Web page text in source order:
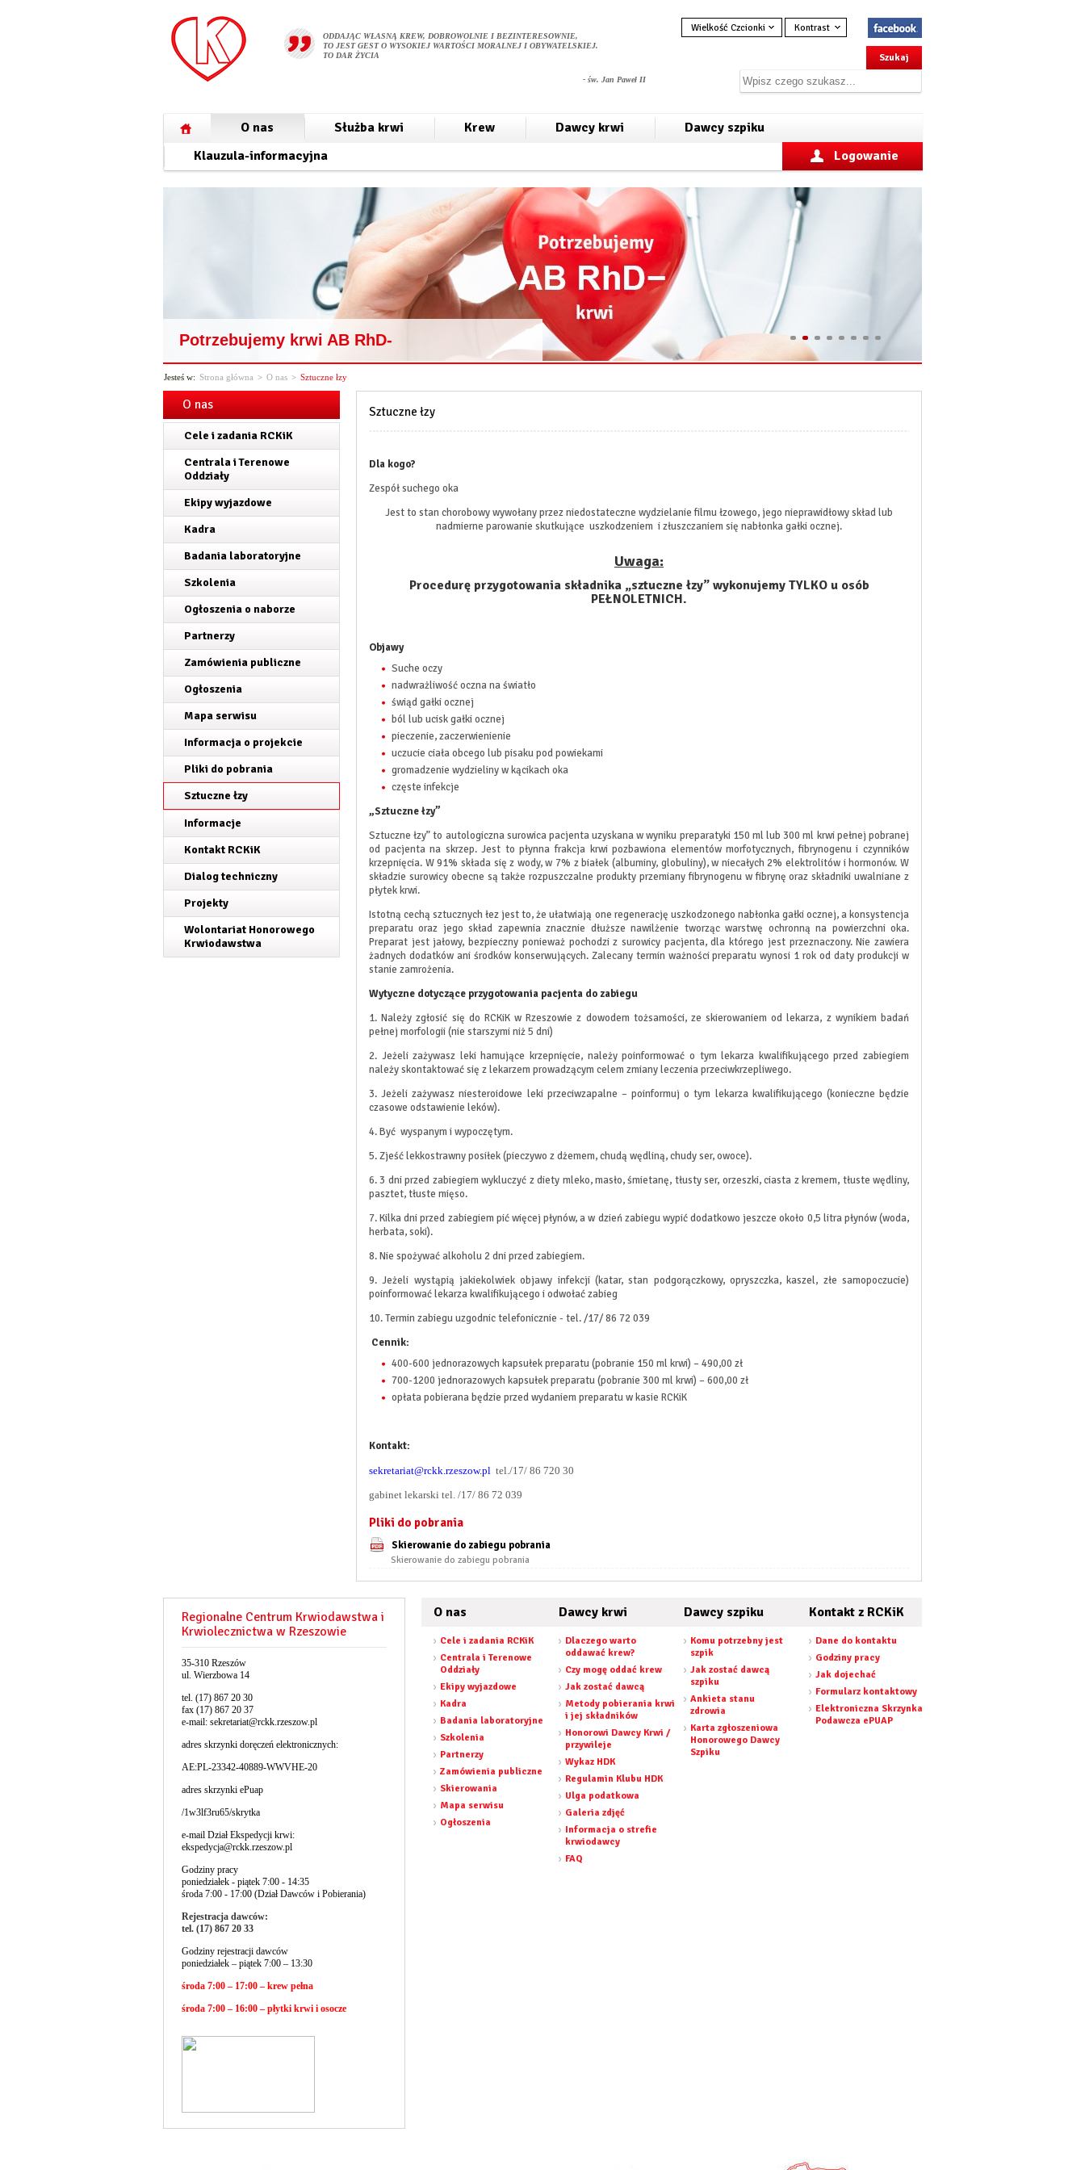
ODDAJĄC WŁASNĄ KREW, DOBROWOLNIE I BEZINTERESOWNIE,
TO JEST GEST O WYSOKIEJ WARTOŚCI MORALNEJ I OBYWATELSKIEJ.
TO DAR ŻYCIA
- św. Jan Paweł II
Wielkość Czcionki Kontrast
O nas Służba krwi Krew Dawcy krwi
Dawcy szpiku
Klauzula-informacyjna
Logowanie
Potrzebujemy krwi AB RhD-
Jesteś w: Strona główna > O nas > Sztuczne łzy
O nas
Cele i zadania RCKiK
Centrala i Terenowe
Oddziały
Ekipy wyjazdowe
Kadra
Badania laboratoryjne
Szkolenia
Ogłoszenia o naborze
Partnerzy
Zamówienia publiczne
Ogłoszenia
Mapa serwisu
Informacja o projekcie
Pliki do pobrania
Sztuczne łzy
Informacje
Kontakt RCKiK
Dialog techniczny
Projekty
Wolontariat Honorowego
Krwiodawstwa
Sztuczne łzy
Dla kogo?
Zespół suchego oka
Jest to stan chorobowy wywołany przez niedostateczne wydzielanie filmu łzowego, jego nieprawidłowy skład lub
nadmierne parowanie skutkujące uszkodzeniem i złuszczaniem się nabłonka gałki ocznej.
Uwaga:
Procedurę przygotowania składnika „sztuczne łzy” wykonujemy TYLKO u osób
PEŁNOLETNICH.
Objawy
Suche oczy
nadwrażliwość oczna na światło
świąd gałki ocznej
ból lub ucisk gałki ocznej
pieczenie, zaczerwienienie
uczucie ciała obcego lub pisaku pod powiekami
gromadzenie wydzieliny w kącikach oka
częste infekcje
„Sztuczne łzy”
Sztuczne łzy” to autologiczna surowica pacjenta uzyskana w wyniku preparatyki 150 ml lub 300 ml krwi pełnej pobranej
od pacjenta na skrzep. Jest to płynna frakcja krwi pozbawiona elementów morfotycznych, fibrynogenu i czynników
krzepnięcia. W 91% składa się z wody, w 7% z białek (albuminy, globuliny), w niecałych 2% elektrolitów i hormonów. W
składzie surowicy obecne są także rozpuszczalne produkty przemiany fibrynogenu w fibrynę oraz składniki uwalniane z
płytek krwi.
Istotną cechą sztucznych łez jest to, że ułatwiają one regenerację uszkodzonego nabłonka gałki ocznej, a konsystencja
preparatu oraz jego skład zapewnia znacznie dłuższe nawilżenie tworząc warstwę ochronną na powierzchni oka.
Preparat jest jałowy, bezpieczny ponieważ pochodzi z surowicy pacjenta, dla którego jest przeznaczony. Nie zawiera
żadnych dodatków ani środków konserwujących. Zalecany termin ważności preparatu wynosi 1 rok od daty produkcji w
stanie zamrożenia.
Wytyczne dotyczące przygotowania pacjenta do zabiegu
1. Należy zgłosić się do RCKiK w Rzeszowie z dowodem tożsamości, ze skierowaniem od lekarza, z wynikiem badań
pełnej morfologii (nie starszymi niż 5 dni)
2. Jeżeli zażywasz leki hamujące krzepnięcie, należy poinformować o tym lekarza kwalifikującego przed zabiegiem
należy skontaktować się z lekarzem prowadzącym celem zmiany leczenia przeciwkrzepliwego.
3. Jeżeli zażywasz niesteroidowe leki przeciwzapalne – poinformuj o tym lekarza kwalifikującego (konieczne będzie
czasowe odstawienie leków).
4. Być wyspanym i wypoczętym.
5. Zjeść lekkostrawny posiłek (pieczywo z dżemem, chudą wędliną, chudy ser, owoce).
6. 3 dni przed zabiegiem wykluczyć z diety mleko, masło, śmietanę, tłusty ser, orzeszki, ciasta z kremem, tłuste wędliny,
pasztet, tłuste mięso.
7. Kilka dni przed zabiegiem pić więcej płynów, a w dzień zabiegu wypić dodatkowo jeszcze około 0,5 litra płynów (woda,
herbata, soki).
8. Nie spożywać alkoholu 2 dni przed zabiegiem.
9. Jeżeli wystąpią jakiekolwiek objawy infekcji (katar, stan podgorączkowy, opryszczka, kaszel, złe samopoczucie)
poinformować lekarza kwalifikującego i odwołać zabieg
10. Termin zabiegu uzgodnic telefonicznie - tel. /17/ 86 72 039
Cennik:
400-600 jednorazowych kapsułek preparatu (pobranie 150 ml krwi) – 490,00 zł
700-1200 jednorazowych kapsułek preparatu (pobranie 300 ml krwi) – 600,00 zł
opłata pobierana będzie przed wydaniem preparatu w kasie RCKiK
Kontakt:
sekretariat@rckk.rzeszow.pl tel./17/ 86 720 30
gabinet lekarski tel. /17/ 86 72 039
Pliki do pobrania
Skierowanie do zabiegu pobrania
Skierowanie do zabiegu pobrania
Regionalne Centrum Krwiodawstwa i
Krwiolecznictwa w Rzeszowie
35-310 Rzeszów
ul. Wierzbowa 14
tel. (17) 867 20 30
fax (17) 867 20 37
e-mail: sekretariat@rckk.rzeszow.pl
adres skrzynki doręczeń elektronicznych:
AE:PL-23342-40889-WWVHE-20
adres skrzynki ePuap
/1w3lf3ru65/skrytka
e-mail Dział Ekspedycji krwi:
ekspedycja@rckk.rzeszow.pl
Godziny pracy
poniedziałek - piątek 7:00 - 14:35
środa 7:00 - 17:00 (Dział Dawców i Pobierania)
Rejestracja dawców:
tel. (17) 867 20 33
Godziny rejestracji dawców
poniedziałek – piątek 7:00 – 13:30
środa 7:00 – 17:00 – krew pełna
środa 7:00 – 16:00 – płytki krwi i osocze
O nas
Cele i zadania RCKiK
Centrala i Terenowe
Oddziały
Ekipy wyjazdowe
Kadra
Badania laboratoryjne
Szkolenia
Partnerzy
Zamówienia publiczne
Skierowania
Mapa serwisu
Ogłoszenia
Dawcy krwi
Dlaczego warto
oddawać krew?
Czy mogę oddać krew
Jak zostać dawcą
Metody pobierania krwi
i jej składników
Honorowi Dawcy Krwi /
przywileje
Wykaz HDK
Regulamin Klubu HDK
Ulga podatkowa
Galeria zdjęć
Informacja o strefie
krwiodawcy
FAQ
Dawcy szpiku
Komu potrzebny jest
szpik
Jak zostać dawcą
szpiku
Ankieta stanu
zdrowia
Karta zgłoszeniowa
Honorowego Dawcy
Szpiku
Kontakt z RCKiK
Dane do kontaktu
Godziny pracy
Jak dojechać
Formularz kontaktowy
Elektroniczna Skrzynka
Podawcza ePUAP